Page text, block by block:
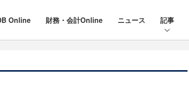
Online 財務・会計Online ニュース 記事